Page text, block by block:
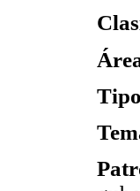
Tipo